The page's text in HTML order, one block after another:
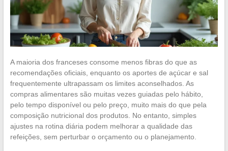
A maioria dos franceses consome menos fibras do que as
recomendações oficiais, enquanto os aportes de açúcar e sal
frequentemente ultrapassam os limites aconselhados. As
compras alimentares são muitas vezes guiadas pelo hábito,
pelo tempo disponível ou pelo preço, muito mais do que pela
composição nutricional dos produtos. No entanto, simples
ajustes na rotina diária podem melhorar a qualidade das
refeições, sem perturbar o orçamento ou o planejamento.